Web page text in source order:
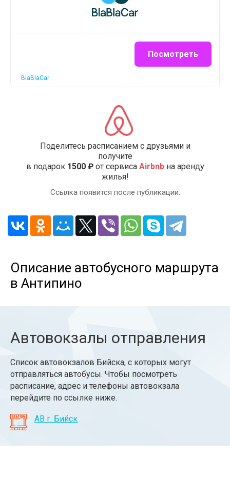
Посмотреть
BlaBlaCar
Поделитесь расписанием с друзьями и
получите
в подарок 1500 ₽от сервиса Airbnbна аренду
жилья!
Ссылка появится после публикации.
Описание автобусного маршрута
в Антипино
Автовокзалы отправления
Список автовокзалов Бийска, с которых могут
отправляться автобусы. Чтобы посмотреть
расписание, адрес и телефоны автовокзала
перейдите по ссылке ниже.
АВ г. Бийск